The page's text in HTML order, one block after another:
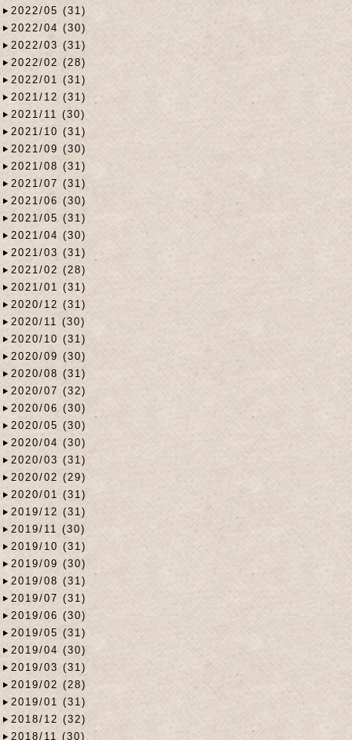
2022/05 (31)
2022/04 (30)
2022/03 (31)
2022/02 (28)
2022/01 (31)
2021/12 (31)
2021/11 (30)
2021/10 (31)
2021/09 (30)
2021/08 (31)
2021/07 (31)
2021/06 (30)
2021/05 (31)
2021/04 (30)
2021/03 (31)
2021/02 (28)
2021/01 (31)
2020/12 (31)
2020/11 (30)
2020/10 (31)
2020/09 (30)
2020/08 (31)
2020/07 (32)
2020/06 (30)
2020/05 (30)
2020/04 (30)
2020/03 (31)
2020/02 (29)
2020/01 (31)
2019/12 (31)
2019/11 (30)
2019/10 (31)
2019/09 (30)
2019/08 (31)
2019/07 (31)
2019/06 (30)
2019/05 (31)
2019/04 (30)
2019/03 (31)
2019/02 (28)
2019/01 (31)
2018/12 (32)
2018/11 (30)